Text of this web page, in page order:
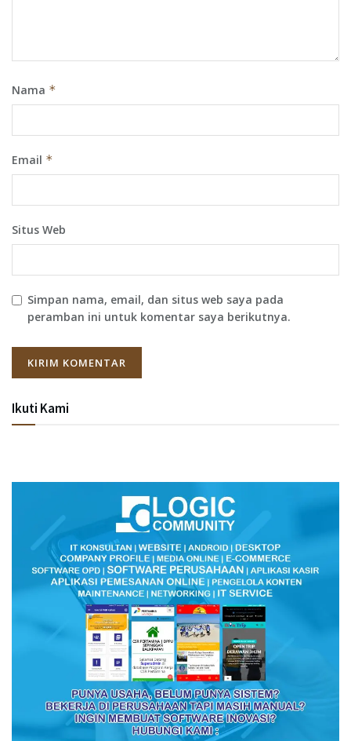
Nama *
Email *
Situs Web
Simpan nama, email, dan situs web saya pada
peramban ini untuk komentar saya berikutnya.
Ikuti Kami